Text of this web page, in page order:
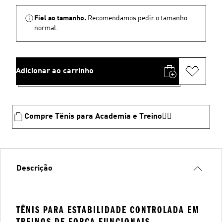
Fiel ao tamanho. Recomendamos pedir o tamanho
normal.
Adicionar ao carrinho
Compre Tênis para Academia e Treino🏋️‍♂️
Descrição
TÊNIS PARA ESTABILIDADE CONTROLADA EM